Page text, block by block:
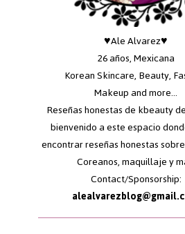
♥Ale Alvarez♥
26 años, Mexicana
Korean Skincare, Beauty,
Makeup and more...
Reseñas honestas de kbeauty
bienvenido a este espacio
encontrar reseñas honestas
Coreanos, maquillaje y
Contact/Sponsorship: